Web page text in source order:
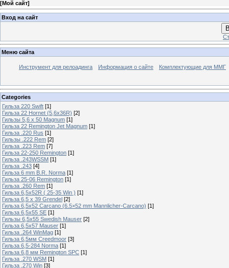
[Мой сайт]
Вход на сайт
Меню сайта
Инструмент для релоадинга Информация о сайте Комплектующие для ММГ
Categories
Гильза 220 Swift [1]
Гильза 22 Hornet (5,6х36R) [2]
Гильзы 5,6 х 50 Magnum [1]
Гильза 22 Remington Jet Magnum [1]
Гильза .220 Rus [1]
Гильзы .222 Rem [2]
Гильза .223 Rem [7]
Гильза 22-250 Remington [1]
Гильза .243WSSM [1]
Гильза .243 [4]
Гильза 6 mm B.R. Norma [1]
Гильза 25-06 Remington [1]
Гильза .260 Rem [1]
Гильза 6,5x52R ( 25-35 Win ) [1]
Гильза 6,5 х 39 Grendel [2]
Гильза 6,5х52 Carcano (6.5×52 mm Mannlicher-Carcano) [1]
Гильза 6,5х55 SE [1]
Гильзы 6,5х55 Swedish Mauser [2]
Гильза 6,5х57 Mauser [1]
Гильза .264 WinMag [1]
Гильза 6,5мм Creedmoor [3]
Гильза 6,5-284 Norma [1]
Гильза 6,8 мм Remington SPC [1]
Гильза .270 WSM [1]
Гильза .270 Win [3]